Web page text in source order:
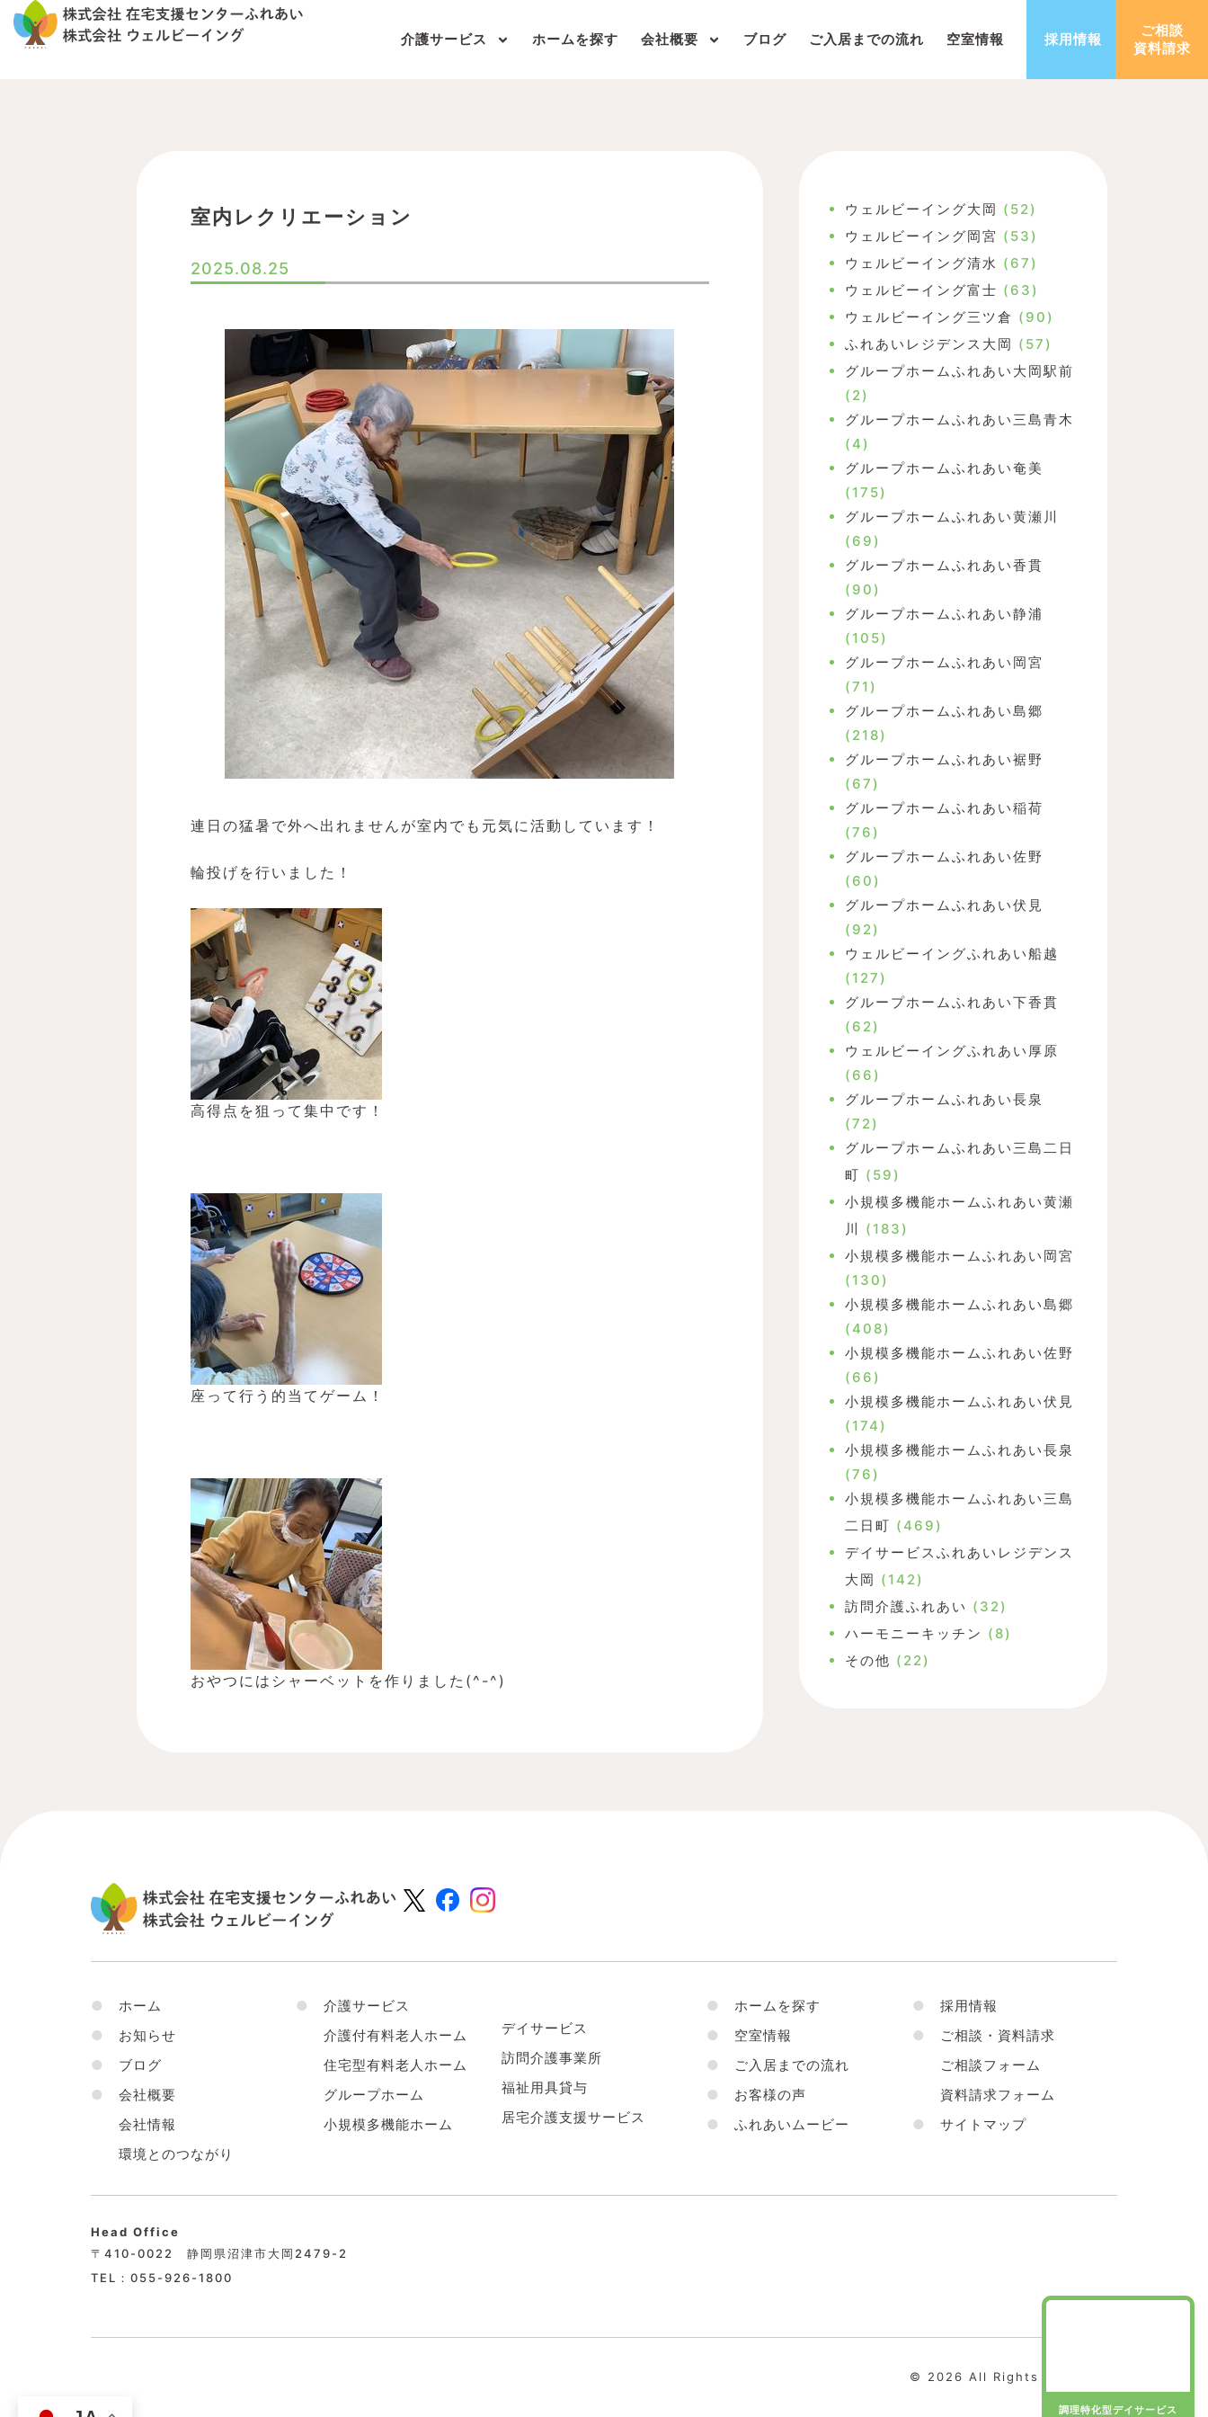
内
調理特化型デイサービス
介護サービス ホームを探す 会社概要 ブログ ご入居までの流れ 空室情報 採用情報
ご相談
資料請求
室内レクリエーション
2025.08.25
連日の猛暑で外へ出れませんが室内でも元気に活動しています！
輪投げを行いました！
高得点を狙って集中です！
座って行う的当てゲーム！
おやつにはシャーベットを作りました(^-^)
ウェルビーイング大岡 (52)
ウェルビーイング岡宮 (53)
ウェルビーイング清水 (67)
ウェルビーイング富士 (63)
ウェルビーイング三ツ倉 (90)
ふれあいレジデンス大岡 (57)
グループホームふれあい大岡駅前
(2)
グループホームふれあい三島青木
(4)
グループホームふれあい奄美
(175)
グループホームふれあい黄瀬川
(69)
グループホームふれあい香貫
(90)
グループホームふれあい静浦
(105)
グループホームふれあい岡宮
(71)
グループホームふれあい島郷
(218)
グループホームふれあい裾野
(67)
グループホームふれあい稲荷
(76)
グループホームふれあい佐野
(60)
グループホームふれあい伏見
(92)
ウェルビーイングふれあい船越
(127)
グループホームふれあい下香貫
(62)
ウェルビーイングふれあい厚原
(66)
グループホームふれあい長泉
(72)
グループホームふれあい三島二日
町 (59)
小規模多機能ホームふれあい黄瀬
川 (183)
小規模多機能ホームふれあい岡宮
(130)
小規模多機能ホームふれあい島郷
(408)
小規模多機能ホームふれあい佐野
(66)
小規模多機能ホームふれあい伏見
(174)
小規模多機能ホームふれあい長泉
(76)
小規模多機能ホームふれあい三島
二日町 (469)
デイサービスふれあいレジデンス
大岡 (142)
訪問介護ふれあい (32)
ハーモニーキッチン (8)
その他 (22)
●
ホーム
●
お知らせ
●
ブログ
●
会社概要
会社情報
環境とのつながり
●
介護サービス
介護付有料老人ホーム
住宅型有料老人ホーム
グループホーム
小規模多機能ホーム
デイサービス
訪問介護事業所
福祉用具貸与
居宅介護支援サービス
●
ホームを探す
●
空室情報
●
ご入居までの流れ
●
お客様の声
●
ふれあいムービー
●
採用情報
●
ご相談・資料請求
ご相談フォーム
資料請求フォーム
●
サイトマップ
Head Office
〒410-0022 静岡県沼津市大岡2479-2
TEL：055-926-1800
© 2026 All Rights Reserved.